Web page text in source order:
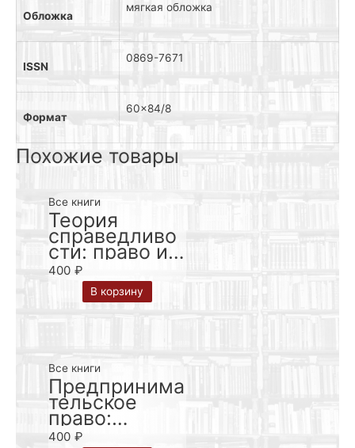
Обложка
мягкая обложка
ISSN
0869-7671
Формат
60×84/8
Похожие товары
Все книги
Теория
справедливо
сти: право и
экономика /
В. А. Вайпан
400 ₽
В корзину
Все книги
Предпринима
тельское
право:
современный
400 ₽